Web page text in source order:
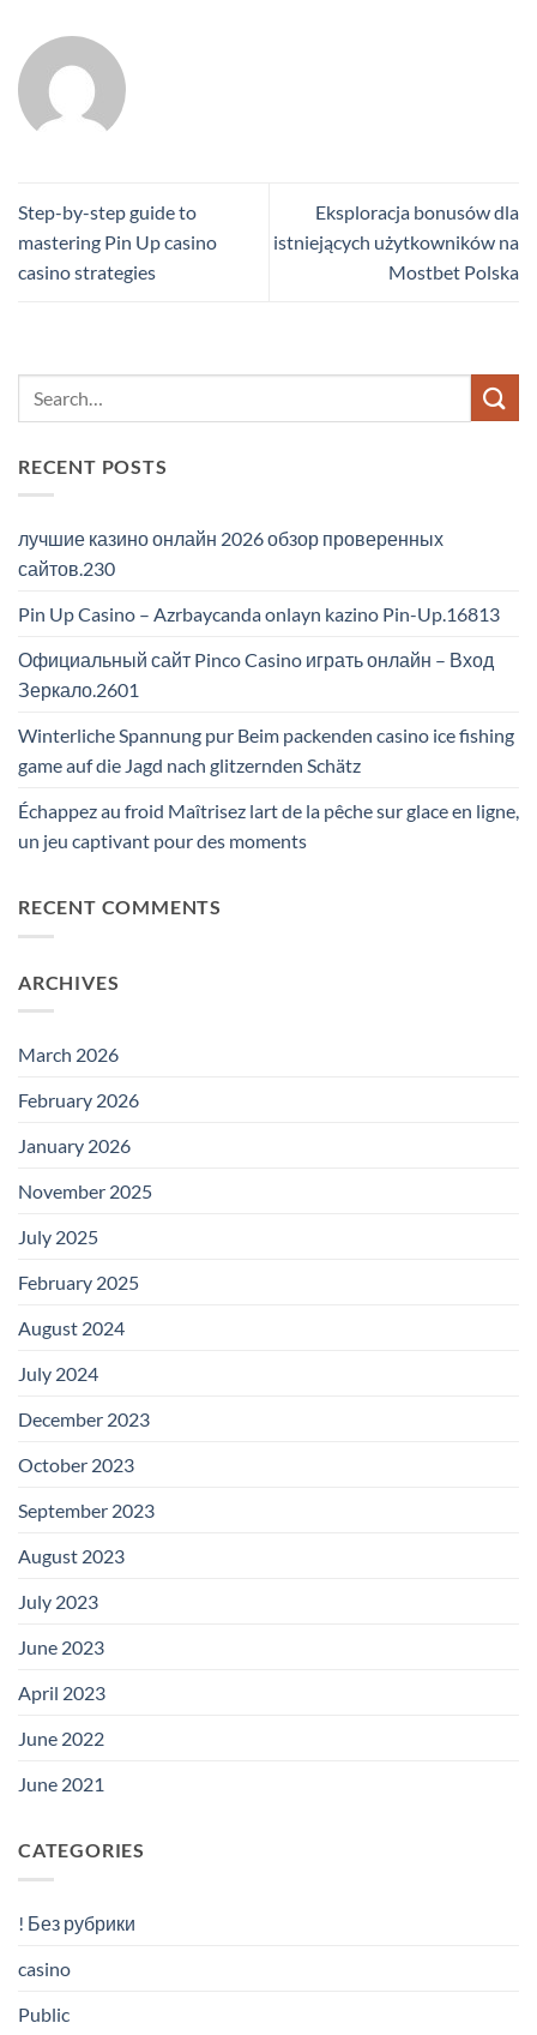
Step-by-step guide to
mastering Pin Up casino
casino strategies
Eksploracja bonusów dla
istniejących użytkowników na
Mostbet Polska
RECENT POSTS
лучшие казино онлайн 2026 обзор проверенных
сайтов.230
Pin Up Casino – Azrbaycanda onlayn kazino Pin-Up.16813
Официальный сайт Pinco Casino играть онлайн – Вход
Зеркало.2601
Winterliche Spannung pur Beim packenden casino ice fishing
game auf die Jagd nach glitzernden Schätz
Échappez au froid Maîtrisez lart de la pêche sur glace en ligne,
un jeu captivant pour des moments
RECENT COMMENTS
ARCHIVES
March 2026
February 2026
January 2026
November 2025
July 2025
February 2025
August 2024
July 2024
December 2023
October 2023
September 2023
August 2023
July 2023
June 2023
April 2023
June 2022
June 2021
CATEGORIES
! Без рубрики
casino
Public